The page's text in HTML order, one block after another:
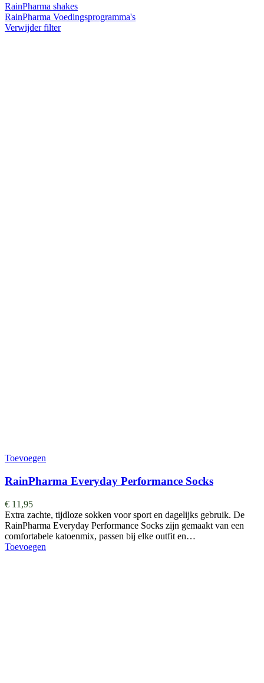
RainPharma shakes
RainPharma Voedingsprogramma's
Verwijder filter
Toevoegen
RainPharma Everyday Performance Socks
€ 11,95
Extra zachte, tijdloze sokken voor sport en dagelijks gebruik. De
RainPharma Everyday Performance Socks zijn gemaakt van een
comfortabele katoenmix, passen bij elke outfit en…
Toevoegen